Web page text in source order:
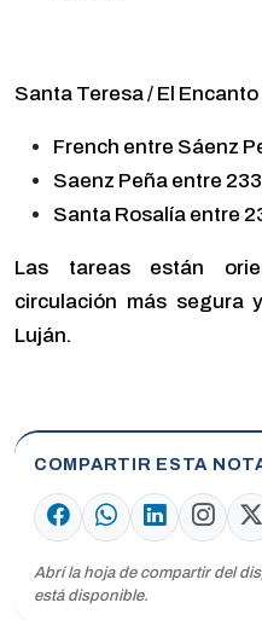
Santa Teresa / El
French entre Sáenz
Saenz Peña entre
Santa Rosalía entre
Las tareas están
circulación más segura
Luján.
COMPARTIR ESTA
Abrí la hoja de compartir del
está disponible.